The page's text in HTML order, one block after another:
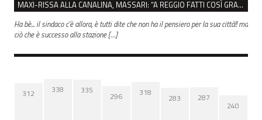
MAXI-RISSA ALLA CANALINA, MASSARI: “A REGGIO FATTI COSÌ GRAVI NON DEVONO TROVARE SPAZIO”
Ha bè... il sindaco c'è allora, è tutti dite che non ha il pensiero per la sua città!! ma
ciò che è successo alla stazione […]
312 338 335
296 318
283 287
240